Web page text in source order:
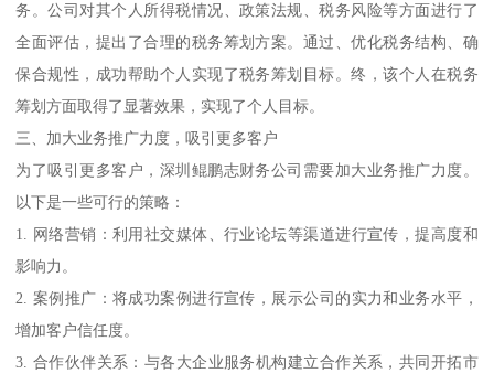
务。公司对其个人所得税情况、政策法规、税务风险等方面进行了
全面评估，提出了合理的税务筹划方案。通过、优化税务结构、确
保合规性，成功帮助个人实现了税务筹划目标。终，该个人在税务
筹划方面取得了显著效果，实现了个人目标。
三、加大业务推广力度，吸引更多客户
为了吸引更多客户，深圳鲲鹏志财务公司需要加大业务推广力度。
以下是一些可行的策略：
1. 网络营销：利用社交媒体、行业论坛等渠道进行宣传，提高度和
影响力。
2. 案例推广：将成功案例进行宣传，展示公司的实力和业务水平，
增加客户信任度。
3. 合作伙伴关系：与各大企业服务机构建立合作关系，共同开拓市